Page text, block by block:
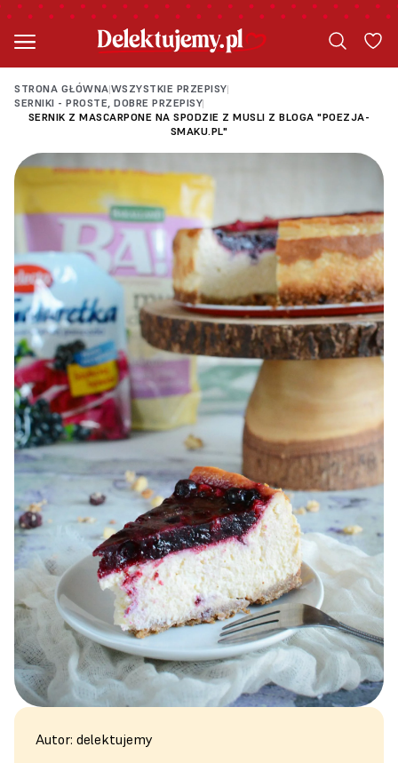
STRONA GŁÓWNA|WSZYSTKIE PRZEPISY|
SERNIKI - PROSTE, DOBRE PRZEPISY|
SERNIK Z MASCARPONE NA SPODZIE Z MUSLI Z BLOGA "POEZJA-
SMAKU.PL"
Autor: delektujemy